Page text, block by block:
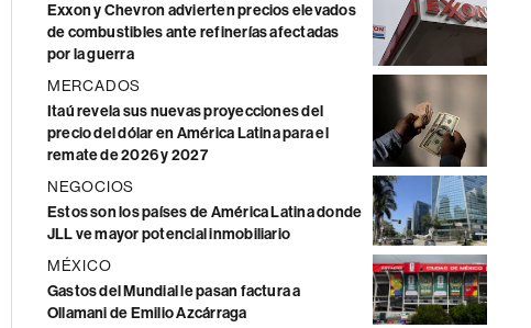
Exxon y Chevron advierten precios elevados
de combustibles ante refinerías afectadas
por la guerra
MERCADOS
Itaú revela sus nuevas proyecciones del
precio del dólar en América Latina para el
remate de 2026 y 2027
NEGOCIOS
Estos son los países de América Latina donde
JLL ve mayor potencial inmobiliario
MÉXICO
Gastos del Mundial le pasan factura a
Ollamani de Emilio Azcárraga